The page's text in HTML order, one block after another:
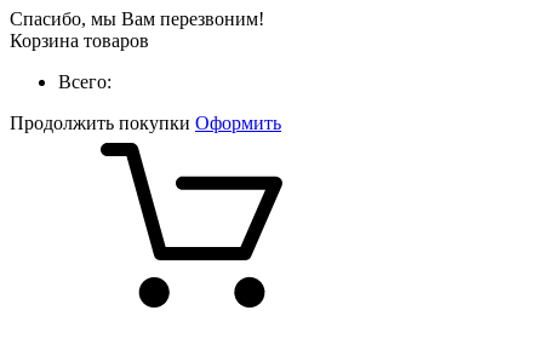
Спасибо, мы Вам перезвоним!
Корзина товаров
Всего:
Продолжить покупки Оформить